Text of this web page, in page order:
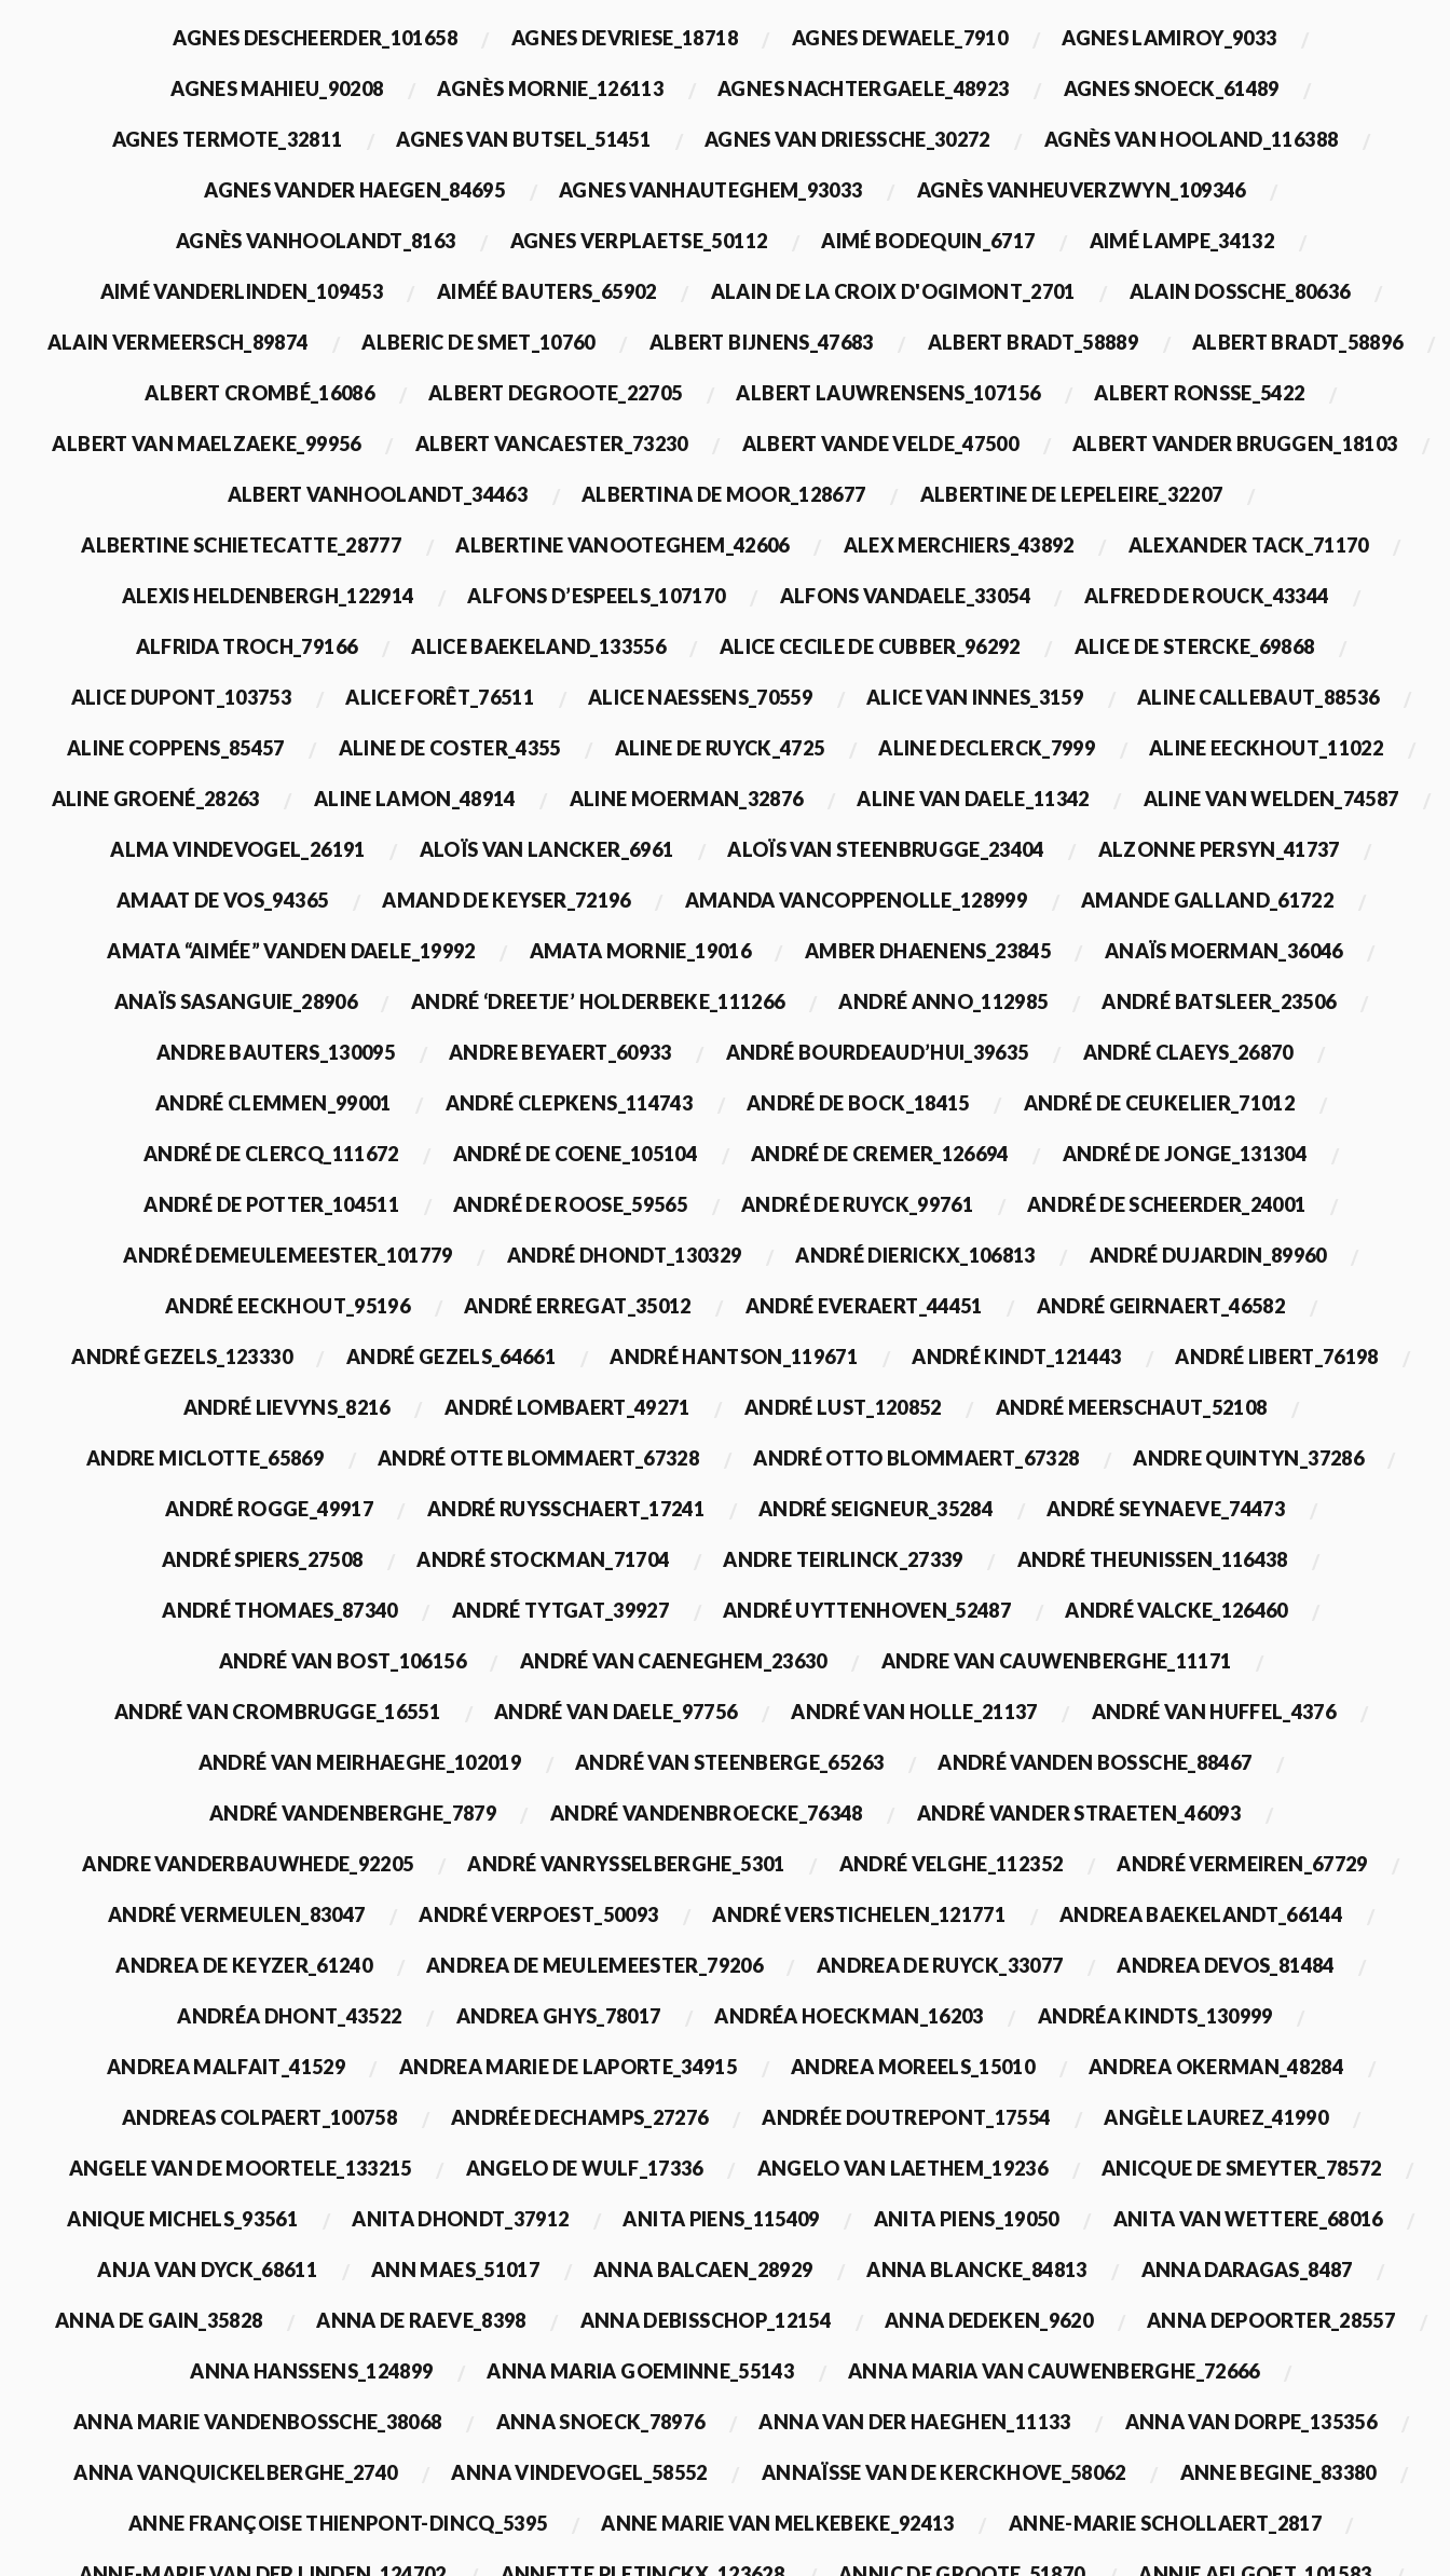
AGNES DESCHEERDER_101658 AGNES DEVRIESE_18718 AGNES DEWAELE_7910 AGNES LAMIROY_9033
AGNES MAHIEU_90208 AGNÈS MORNIE_126113 AGNES NACHTERGAELE_48923 AGNES SNOECK_61489
AGNES TERMOTE_32811 AGNES VAN BUTSEL_51451 AGNES VAN DRIESSCHE_30272 AGNÈS VAN HOOLAND_116388
AGNES VANDER HAEGEN_84695 AGNES VANHAUTEGHEM_93033 AGNÈS VANHEUVERZWYN_109346
AGNÈS VANHOOLANDT_8163 AGNES VERPLAETSE_50112 AIMÉ BODEQUIN_6717 AIMÉ LAMPE_34132
AIMÉ VANDERLINDEN_109453 AIMÉÉ BAUTERS_65902 ALAIN DE LA CROIX D'OGIMONT_2701 ALAIN DOSSCHE_80636
ALAIN VERMEERSCH_89874 ALBERIC DE SMET_10760 ALBERT BIJNENS_47683 ALBERT BRADT_58889 ALBERT BRADT_58896
ALBERT CROMBÉ_16086 ALBERT DEGROOTE_22705 ALBERT LAUWRENSENS_107156 ALBERT RONSSE_5422
ALBERT VAN MAELZAEKE_99956 ALBERT VANCAESTER_73230 ALBERT VANDE VELDE_47500 ALBERT VANDER BRUGGEN_18103
ALBERT VANHOOLANDT_34463 ALBERTINA DE MOOR_128677 ALBERTINE DE LEPELEIRE_32207
ALBERTINE SCHIETECATTE_28777 ALBERTINE VANOOTEGHEM_42606 ALEX MERCHIERS_43892 ALEXANDER TACK_71170
ALEXIS HELDENBERGH_122914 ALFONS D’ESPEELS_107170 ALFONS VANDAELE_33054 ALFRED DE ROUCK_43344
ALFRIDA TROCH_79166 ALICE BAEKELAND_133556 ALICE CECILE DE CUBBER_96292 ALICE DE STERCKE_69868
ALICE DUPONT_103753 ALICE FORÊT_76511 ALICE NAESSENS_70559 ALICE VAN INNES_3159 ALINE CALLEBAUT_88536
ALINE COPPENS_85457 ALINE DE COSTER_4355 ALINE DE RUYCK_4725 ALINE DECLERCK_7999 ALINE EECKHOUT_11022
ALINE GROENÉ_28263 ALINE LAMON_48914 ALINE MOERMAN_32876 ALINE VAN DAELE_11342 ALINE VAN WELDEN_74587
ALMA VINDEVOGEL_26191 ALOÏS VAN LANCKER_6961 ALOÏS VAN STEENBRUGGE_23404 ALZONNE PERSYN_41737
AMAAT DE VOS_94365 AMAND DE KEYSER_72196 AMANDA VANCOPPENOLLE_128999 AMANDE GALLAND_61722
AMATA “AIMÉE” VANDEN DAELE_19992 AMATA MORNIE_19016 AMBER DHAENENS_23845 ANAÏS MOERMAN_36046
ANAÏS SASANGUIE_28906 ANDRÉ ‘DREETJE’ HOLDERBEKE_111266 ANDRÉ ANNO_112985 ANDRÉ BATSLEER_23506
ANDRE BAUTERS_130095 ANDRE BEYAERT_60933 ANDRÉ BOURDEAUD’HUI_39635 ANDRÉ CLAEYS_26870
ANDRÉ CLEMMEN_99001 ANDRÉ CLEPKENS_114743 ANDRÉ DE BOCK_18415 ANDRÉ DE CEUKELIER_71012
ANDRÉ DE CLERCQ_111672 ANDRÉ DE COENE_105104 ANDRÉ DE CREMER_126694 ANDRÉ DE JONGE_131304
ANDRÉ DE POTTER_104511 ANDRÉ DE ROOSE_59565 ANDRÉ DE RUYCK_99761 ANDRÉ DE SCHEERDER_24001
ANDRÉ DEMEULEMEESTER_101779 ANDRÉ DHONDT_130329 ANDRÉ DIERICKX_106813 ANDRÉ DUJARDIN_89960
ANDRÉ EECKHOUT_95196 ANDRÉ ERREGAT_35012 ANDRÉ EVERAERT_44451 ANDRÉ GEIRNAERT_46582
ANDRÉ GEZELS_123330 ANDRÉ GEZELS_64661 ANDRÉ HANTSON_119671 ANDRÉ KINDT_121443 ANDRÉ LIBERT_76198
ANDRÉ LIEVYNS_8216 ANDRÉ LOMBAERT_49271 ANDRÉ LUST_120852 ANDRÉ MEERSCHAUT_52108
ANDRE MICLOTTE_65869 ANDRÉ OTTE BLOMMAERT_67328 ANDRÉ OTTO BLOMMAERT_67328 ANDRE QUINTYN_37286
ANDRÉ ROGGE_49917 ANDRÉ RUYSSCHAERT_17241 ANDRÉ SEIGNEUR_35284 ANDRÉ SEYNAEVE_74473
ANDRÉ SPIERS_27508 ANDRÉ STOCKMAN_71704 ANDRE TEIRLINCK_27339 ANDRÉ THEUNISSEN_116438
ANDRÉ THOMAES_87340 ANDRÉ TYTGAT_39927 ANDRÉ UYTTENHOVEN_52487 ANDRÉ VALCKE_126460
ANDRÉ VAN BOST_106156 ANDRÉ VAN CAENEGHEM_23630 ANDRE VAN CAUWENBERGHE_11171
ANDRÉ VAN CROMBRUGGE_16551 ANDRÉ VAN DAELE_97756 ANDRÉ VAN HOLLE_21137 ANDRÉ VAN HUFFEL_4376
ANDRÉ VAN MEIRHAEGHE_102019 ANDRÉ VAN STEENBERGE_65263 ANDRÉ VANDEN BOSSCHE_88467
ANDRÉ VANDENBERGHE_7879 ANDRÉ VANDENBROECKE_76348 ANDRÉ VANDER STRAETEN_46093
ANDRE VANDERBAUWHEDE_92205 ANDRÉ VANRYSSELBERGHE_5301 ANDRÉ VELGHE_112352 ANDRÉ VERMEIREN_67729
ANDRÉ VERMEULEN_83047 ANDRÉ VERPOEST_50093 ANDRÉ VERSTICHELEN_121771 ANDREA BAEKELANDT_66144
ANDREA DE KEYZER_61240 ANDREA DE MEULEMEESTER_79206 ANDREA DE RUYCK_33077 ANDREA DEVOS_81484
ANDRÉA DHONT_43522 ANDREA GHYS_78017 ANDRÉA HOECKMAN_16203 ANDRÉA KINDTS_130999
ANDREA MALFAIT_41529 ANDREA MARIE DE LAPORTE_34915 ANDREA MOREELS_15010 ANDREA OKERMAN_48284
ANDREAS COLPAERT_100758 ANDRÉE DECHAMPS_27276 ANDRÉE DOUTREPONT_17554 ANGÈLE LAUREZ_41990
ANGELE VAN DE MOORTELE_133215 ANGELO DE WULF_17336 ANGELO VAN LAETHEM_19236 ANICQUE DE SMEYTER_78572
ANIQUE MICHELS_93561 ANITA DHONDT_37912 ANITA PIENS_115409 ANITA PIENS_19050 ANITA VAN WETTERE_68016
ANJA VAN DYCK_68611 ANN MAES_51017 ANNA BALCAEN_28929 ANNA BLANCKE_84813 ANNA DARAGAS_8487
ANNA DE GAIN_35828 ANNA DE RAEVE_8398 ANNA DEBISSCHOP_12154 ANNA DEDEKEN_9620 ANNA DEPOORTER_28557
ANNA HANSSENS_124899 ANNA MARIA GOEMINNE_55143 ANNA MARIA VAN CAUWENBERGHE_72666
ANNA MARIE VANDENBOSSCHE_38068 ANNA SNOECK_78976 ANNA VAN DER HAEGHEN_11133 ANNA VAN DORPE_135356
ANNA VANQUICKELBERGHE_2740 ANNA VINDEVOGEL_58552 ANNAÏSSE VAN DE KERCKHOVE_58062 ANNE BEGINE_83380
ANNE FRANÇOISE THIENPONT-DINCQ_5395 ANNE MARIE VAN MELKEBEKE_92413 ANNE-MARIE SCHOLLAERT_2817